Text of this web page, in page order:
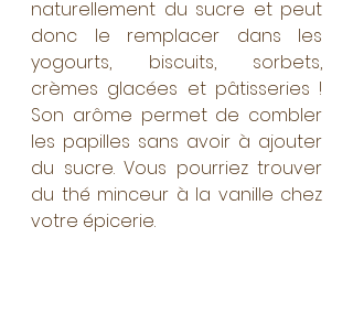
naturellement du sucre et peut
donc le remplacer dans les
yogourts, biscuits, sorbets,
crèmes glacées et pâtisseries !
Son arôme permet de combler
les papilles sans avoir à ajouter
du sucre. Vous pourriez trouver
du thé minceur à la vanille chez
votre épicerie.